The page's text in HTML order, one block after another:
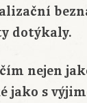
dotýkaly.
nejen
jako s